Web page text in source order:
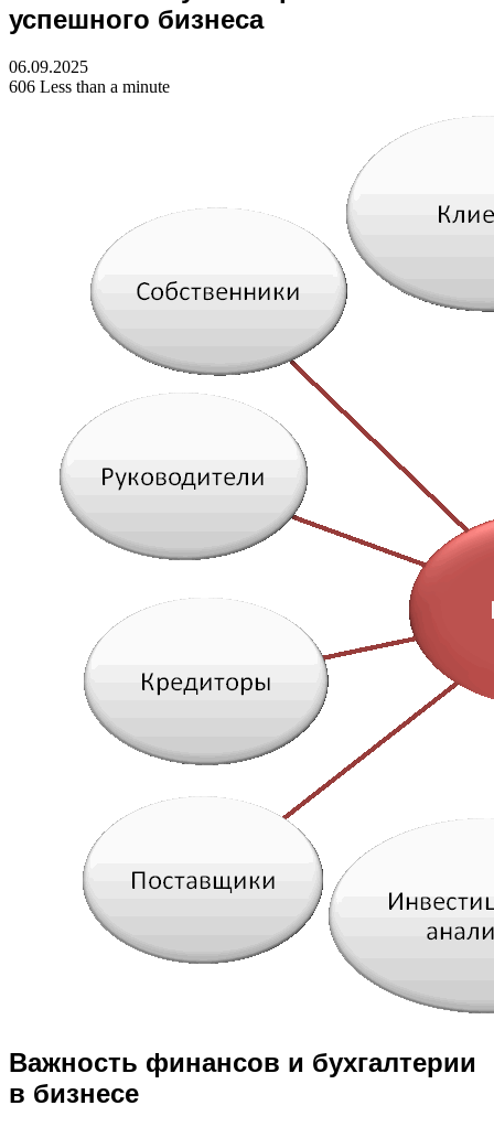
успешного бизнеса
06.09.2025
606 Less than a minute
Важность финансов и бухгалтерии
в бизнесе